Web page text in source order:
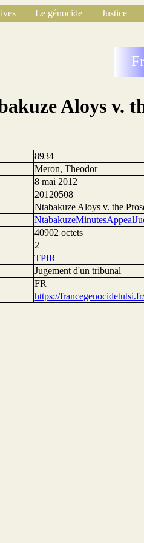
Le génocide Justice
Aloys v.
8934
Meron, Theodor
8 mai 2012
20120508
Ntabakuze Aloys v. the
40902 octets
2
TPIR
Jugement d'un tribunal
FR
https://